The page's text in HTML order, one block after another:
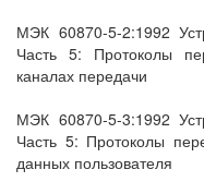
МЭК 60870-5-2:1992
Часть 5: Протоколы
каналах передачи
МЭК 60870-5-3:1992
Часть 5: Протоколы
данных пользователя